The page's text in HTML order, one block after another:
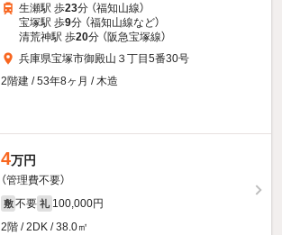
生瀬駅 歩23分 （福知山線）
宝塚駅 歩9分 （福知山線など）
清荒神駅 歩20分 （阪急宝塚線）
兵庫県宝塚市御殿山３丁目5番30号
2階建 / 53年8ヶ月 / 木造
4万円
（管理費不要）
敷 不要 礼 100,000円
2階 / 2DK / 38.0㎡